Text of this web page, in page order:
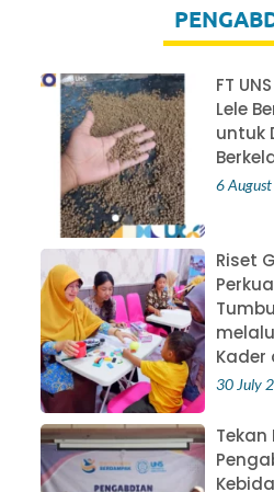
FT
Lele
untuk
6
Riset
Kader
30 July
Tekan